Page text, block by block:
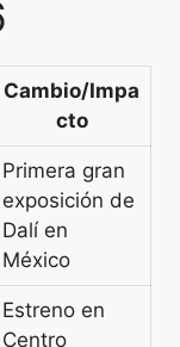
Cambio/Impa
cto
Primera gran
exposición de
Dalí en
México
Estreno en
Centro